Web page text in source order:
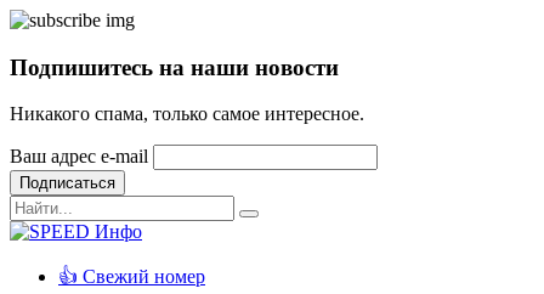
Подпишитесь на наши новости
Никакого спама, только самое интересное.
Ваш адрес e-mail
Подписаться
👍 Свежий номер